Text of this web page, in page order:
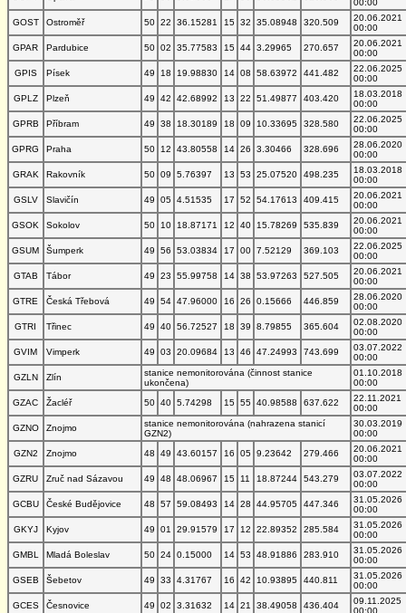
00:00
GOST
Ostroměř 50 22 36.15281 15 32 35.08948 320.509
20.06.2021
00:00
GPAR
Pardubice 50 02 35.77583 15 44 3.29965 270.657
20.06.2021
00:00
GPIS
Písek 49 18 19.98830 14 08 58.63972 441.482
22.06.2025
00:00
GPLZ
Plzeň 49 42 42.68992 13 22 51.49877 403.420
18.03.2018
00:00
GPRB
Příbram 49 38 18.30189 18 09 10.33695 328.580
22.06.2025
00:00
GPRG
Praha 50 12 43.80558 14 26 3.30466 328.696
28.06.2020
00:00
GRAK
Rakovník 50 09 5.76397 13 53 25.07520 498.235
18.03.2018
00:00
GSLV
Slavičín 49 05 4.51535 17 52 54.17613 409.415
20.06.2021
00:00
GSOK
Sokolov 50 10 18.87171 12 40 15.78269 535.839
20.06.2021
00:00
GSUM
Šumperk 49 56 53.03834 17 00 7.52129 369.103
22.06.2025
00:00
GTAB
Tábor 49 23 55.99758 14 38 53.97263 527.505
20.06.2021
00:00
GTRE
Česká Třebová 49 54 47.96000 16 26 0.15666 446.859
28.06.2020
00:00
GTRI
Třinec 49 40 56.72527 18 39 8.79855 365.604
02.08.2020
00:00
GVIM
Vimperk 49 03 20.09684 13 46 47.24993 743.699
03.07.2022
00:00
GZLN
Zlín
stanice nemonitorována (činnost stanice
ukončena)
01.10.2018
00:00
GZAC
Žacléř 50 40 5.74298 15 55 40.98588 637.622
22.11.2021
00:00
GZNO
Znojmo
stanice nemonitorována (nahrazena stanicí
GZN2)
30.03.2019
00:00
GZN2
Znojmo 48 49 43.60157 16 05 9.23642 279.466
20.06.2021
00:00
GZRU
Zruč nad Sázavou 49 48 48.06967 15 11 18.87244 543.279
03.07.2022
00:00
GCBU
České Budějovice 48 57 59.08493 14 28 44.95705 447.346
31.05.2026
00:00
GKYJ
Kyjov 49 01 29.91579 17 12 22.89352 285.584
31.05.2026
00:00
GMBL
Mladá Boleslav 50 24 0.15000 14 53 48.91886 283.910
31.05.2026
00:00
GSEB
Šebetov 49 33 4.31767 16 42 10.93895 440.811
31.05.2026
00:00
GCES
Česnovice 49 02 3.31632 14 21 38.49058 436.404
09.11.2025
00:00